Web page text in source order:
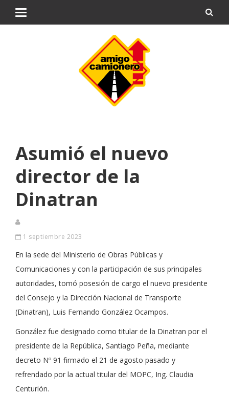
Asumió el nuevo
director de la
Dinatran
1 septiembre 2023
En la sede del Ministerio de Obras Públicas y
Comunicaciones y con la participación de sus principales
autoridades, tomó posesión de cargo el nuevo presidente
del Consejo y la Dirección Nacional de Transporte
(Dinatran), Luis Fernando González Ocampos.
González fue designado como titular de la Dinatran por el
presidente de la República, Santiago Peña, mediante
decreto Nº 91 firmado el 21 de agosto pasado y
refrendado por la actual titular del MOPC, Ing. Claudia
Centurión.